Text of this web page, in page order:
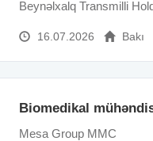
Beynəlxalq Transmilli
16.07.2026 Bakı
Biomedikal
Mesa Group MMC